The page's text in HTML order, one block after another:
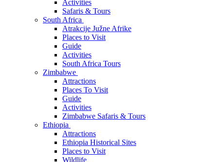
Activities
Safaris & Tours
South Africa
Atrakcije Južne Afrike
Places to Visit
Guide
Activities
South Africa Tours
Zimbabwe
Attractions
Places To Visit
Guide
Activities
Zimbabwe Safaris & Tours
Ethiopia
Attractions
Ethiopia Historical Sites
Places to Visit
Wildlife